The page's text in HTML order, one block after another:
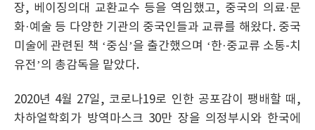
장, 베이징의대 교환교수 등을 역임했고, 중국의 의료·문
화·예술 등 다양한 기관의 중국인들과 교류를 해왔다. 중국
미술에 관련된 책 ‘중심’을 출간했으며 ‘한·중교류 소통-치
유전’의 총감독을 맡았다.
2020년 4월 27일, 코로나19로 인한 공포감이 팽배할 때,
차하얼학회가 방역마스크 30만 장을 의정부시와 한국에